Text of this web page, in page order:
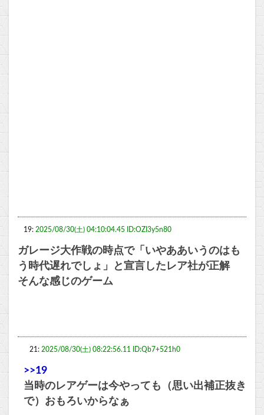
19: 2025/08/30(土) 04:10:04.45 ID:OZI3y5n80
ガレージ大作戦の時点で「いやああいうのはも
う時代遅れでしょ」と宣言したレア社が正解
そんな感じのゲーム
21: 2025/08/30(土) 08:22:56.11 ID:Qb7+521h0
>>19
当時のレアゲーは今やっても（思い出補正抜き
で）おもろいからなぁ